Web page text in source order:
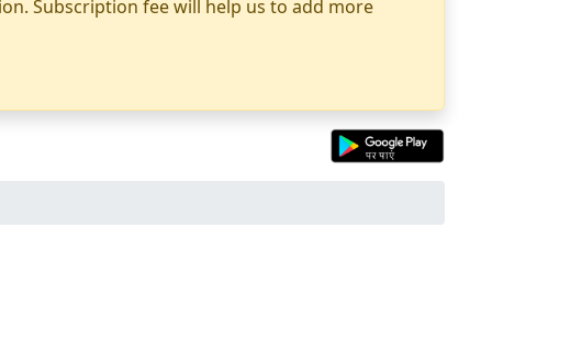
Subscription fee will help us to add more